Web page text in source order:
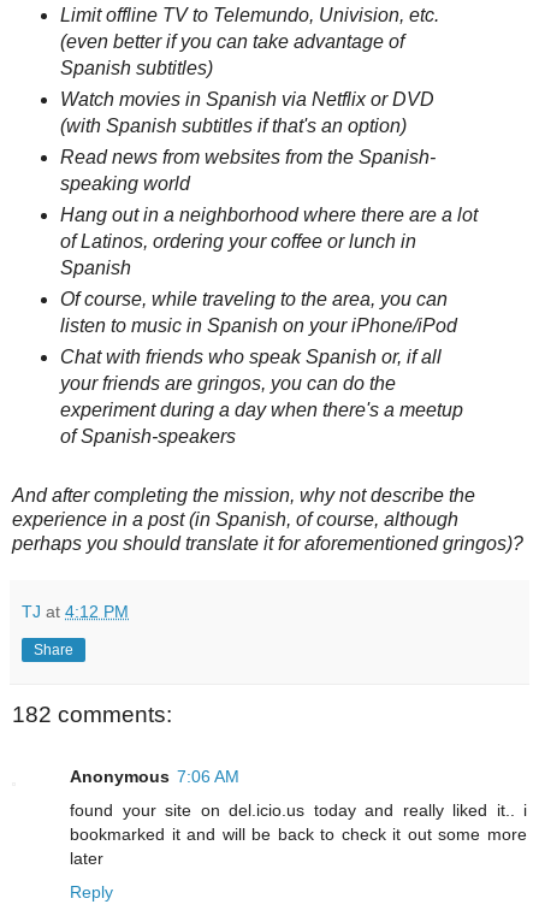
Limit offline TV to Telemundo, Univision, etc.
(even better if you can take advantage of
Spanish subtitles)
Watch movies in Spanish via Netflix or DVD
(with Spanish subtitles if that's an option)
Read news from websites from the Spanish-
speaking world
Hang out in a neighborhood where there are a lot
of Latinos, ordering your coffee or lunch in
Spanish
Of course, while traveling to the area, you can
listen to music in Spanish on your iPhone/iPod
Chat with friends who speak Spanish or, if all
your friends are gringos, you can do the
experiment during a day when there's a meetup
of Spanish-speakers
And after completing the mission, why not describe the
experience in a post (in Spanish, of course, although
perhaps you should translate it for aforementioned gringos)?
TJ at 4:12 PM
Share
182 comments:
Anonymous 7:06 AM
found your site on del.icio.us today and really liked it.. i
bookmarked it and will be back to check it out some more
later
Reply